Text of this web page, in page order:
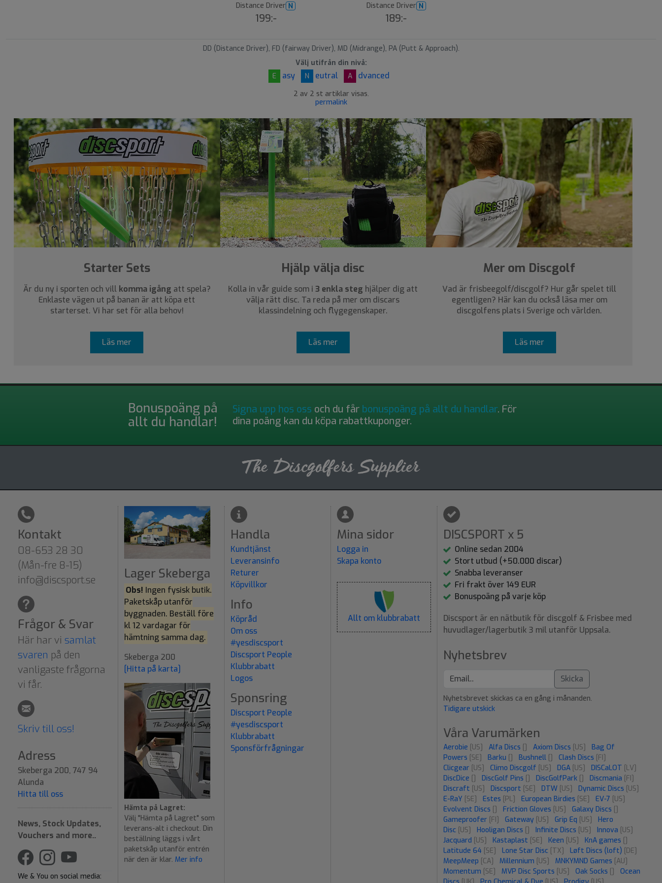
Distance Driver N
199:-
Distance Driver N
189:-
DD (Distance Driver), FD (fairway Driver), MD (Midrange), PA (Putt & Approach).
Välj utifrån din nivå:
E
asy N eutral A dvanced
2 av 2 st artiklar visas.
permalink
Starter Sets
Är du ny i sporten och vill komma igång att spela?
Enklaste vägen ut på banan är att köpa ett
starterset. Vi har set för alla behov!
Läs mer
Hjälp välja disc
Kolla in vår guide som i3 enkla steg hjälper dig att
välja rätt disc. Ta reda på mer om discars
klassindelning och flygegenskaper.
Läs mer
Mer om Discgolf
Vad är frisbeegolf/discgolf? Hur går spelet till
egentligen? Här kan du också läsa mer om
discgolfens plats i Sverige och världen.
Läs mer
Bonuspoäng på
allt du handlar!
Signa upp hos oss och du får bonuspoäng på allt du handlar. För
dina poäng kan du köpa rabattkuponger.
Kontakt
08-653 28 30
(Mån-fre 8-15)
info@discsport.se
Frågor & Svar
Här har vi samlat
svaren på den
vanligaste frågorna
vi får.
Skriv till oss!
Adress
Skeberga 200, 747 94
Alunda
Hitta till oss
News, Stock Updates,
Vouchers and more..
We & You on social media:
Lager Skeberga
Obs! Ingen fysisk butik.
Paketskåp utanför
byggnaden. Beställ före
kl 12 vardagar för
hämtning samma dag.
Skeberga 200
[Hitta på karta]
Hämta på Lagret:
Välj "Hämta på Lagret" som
leverans-alt i checkout. Din
beställning läggs i vårt
paketskåp utanför entrén
när den är klar. Mer info
Handla
Kundtjänst
Leveransinfo
Returer
Köpvillkor
Info
Köpråd
Om oss
#yesdiscsport
Discsport People
Klubbrabatt
Logos
Sponsring
Discsport People
#yesdiscsport
Klubbrabatt
Sponsförfrågningar
Mina sidor
Logga in
Skapa konto
Allt om klubbrabatt
DISCSPORT x 5
Online sedan 2004
Stort utbud (+50.000 discar)
Snabba leveranser
Fri frakt över 149 EUR
Bonuspoäng på varje köp
Discsport är en nätbutik för discgolf & Frisbee med
huvudlager/lagerbutik 3 mil utanför Uppsala.
Nyhetsbrev
Skicka
Nyhetsbrevet skickas ca en gång i månanden.
Tidigare utskick
Våra Varumärken
Aerobie [US] Alfa Discs [] Axiom Discs [US]
Bag Of
Powers [SE] Barku [] Bushnell [] Clash Discs [FI]
Clicgear [US] Climo Discgolf [US] DGA [US] DISCaLOT [LV]
DiscDice [] DiscGolf Pins [] DiscGolfPark [] Discmania [FI]
Discraft [US] Discsport [SE] DTW [US] Dynamic Discs [US]
E-RaY [SE] Estes [PL] European Birdies [SE] EV-7 [US]
Evolvent Discs [] Friction Gloves [US] Galaxy Discs []
Gameproofer [FI] Gateway [US] Grip Eq [US]
Hero
Disc [US] Hooligan Discs [] Infinite Discs [US] Innova [US]
Jacquard [US] Kastaplast [SE] Keen [US] KnA games []
Latitude 64 [SE] Lone Star Disc [TX] Løft Discs (loft) [DE]
MeepMeep [CA] Millennium [US] MNKYMND Games [AU]
Momentum [SE] MVP Disc Sports [US] Oak Socks []
Ocean